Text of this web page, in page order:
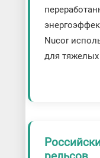
Nucor
для